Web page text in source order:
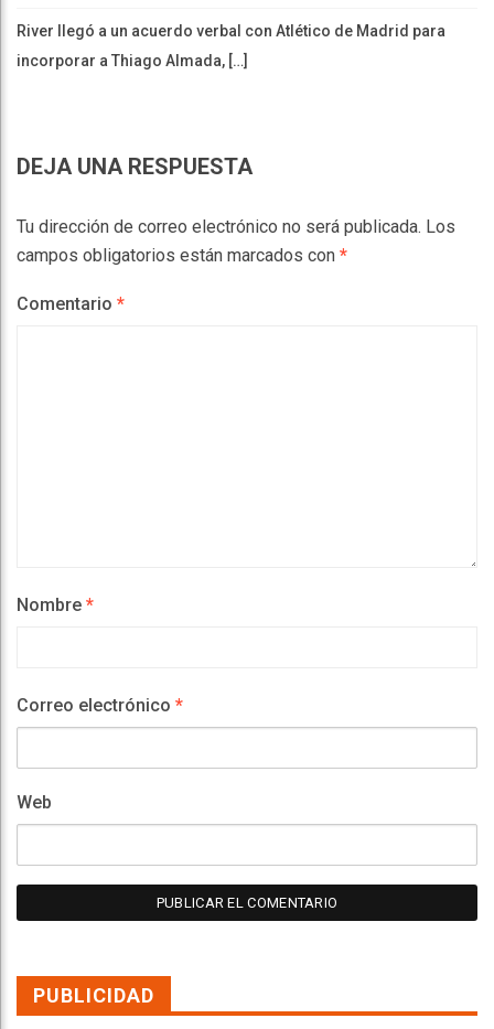
River llegó a un acuerdo verbal con Atlético de Madrid para
incorporar a Thiago Almada, […]
DEJA UNA RESPUESTA
Tu dirección de correo electrónico no será publicada. Los
campos obligatorios están marcados con *
Comentario *
Nombre *
Correo electrónico *
Web
PUBLICIDAD